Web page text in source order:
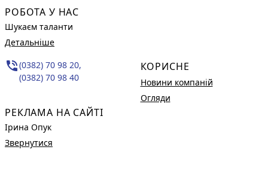
РОБОТА У НАС
Шукаєм таланти
Детальніше
phone_in_talk(0382) 70 98 20,
(0382) 70 98 40
РЕКЛАМА НА САЙТІ
Ірина Опук
Звернутися
КОРИСНЕ
Новини компаній
Огляди